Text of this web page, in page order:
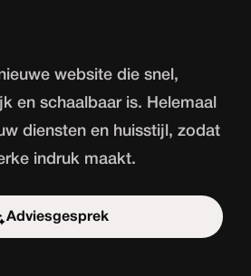
website die snel,
en schaalbaar is. Helemaal
diensten en huisstijl, zodat
indruk maakt.
Adviesgesprek
Start de uitdaging